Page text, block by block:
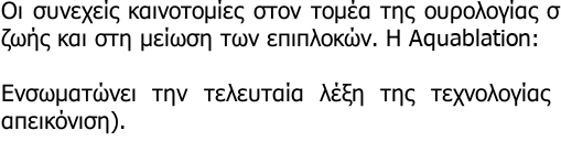
Οι συνεχείς καινοτομίες στον τομέα της
ζωής και στη μείωση των επιπλοκών. Η Aquablation:
Ενσωματώνει την τελευταία λέξη της
απεικόνιση).